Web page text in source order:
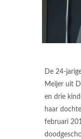
De 24-
Meijer uit
en drie
haar
februari